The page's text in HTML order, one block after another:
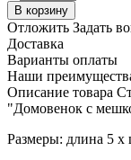
В корзину
Отложить Задать
Доставка
Варианты оплаты
Наши
Описание товара
"Домовенок с
Размеры: длина 5 x